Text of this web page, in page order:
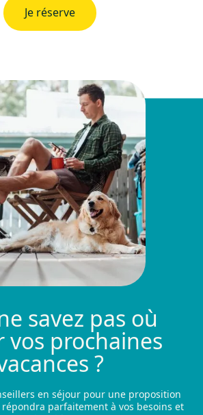
Je réserve
savez pas où
vos prochaines
?
en séjour pour une proposition
parfaitement à vos besoins et